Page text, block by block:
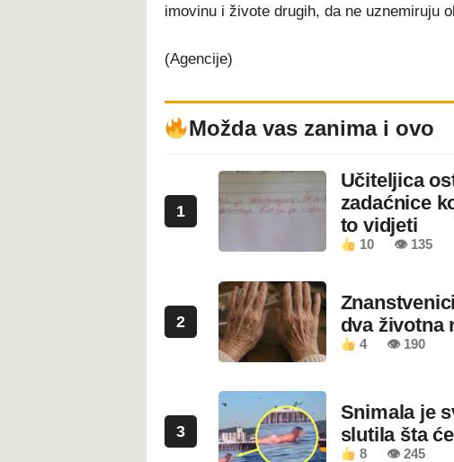
imovinu i živote drugih, da ne uznemiruju
(Agencije)
Možda vas zanima i ovo
1
Učiteljica
zadaćnice
to vidjeti
10 👁 135
2
dva životna
4 👁 190
3
Snimala je
slutila šta
8 👁 245